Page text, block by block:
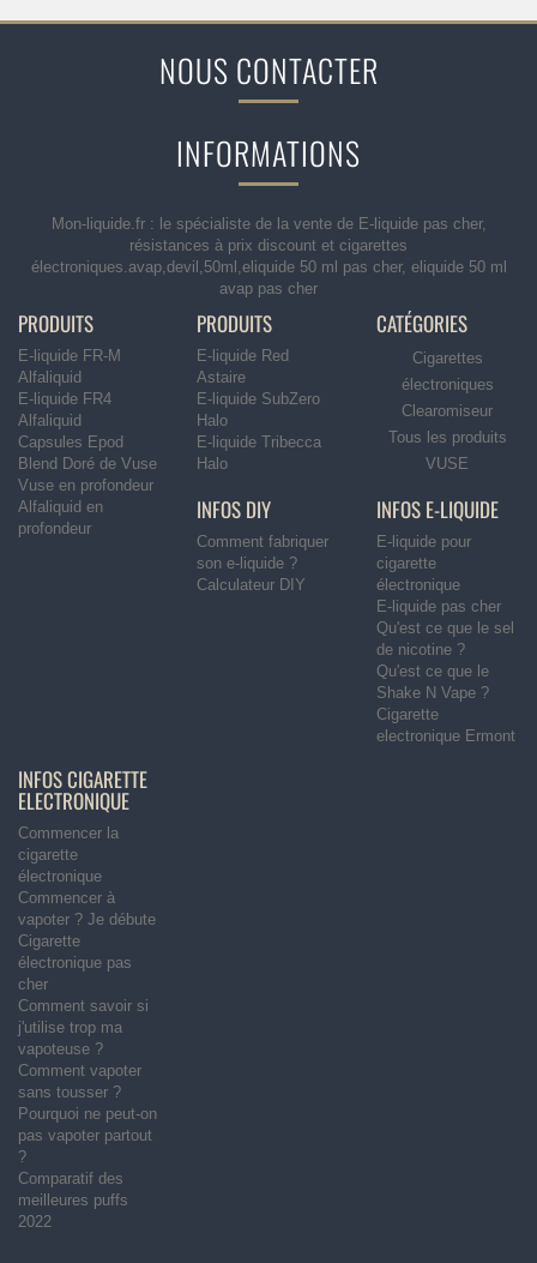
NOUS CONTACTER
INFORMATIONS
Mon-liquide.fr : le spécialiste de la vente de E-liquide pas cher,
résistances à prix discount et cigarettes
électroniques.avap,devil,50ml,eliquide 50 ml pas cher, eliquide 50 ml
avap pas cher
PRODUITS
E-liquide FR-M
Alfaliquid
E-liquide FR4
Alfaliquid
Capsules Epod
Blend Doré de Vuse
Vuse en profondeur
Alfaliquid en
profondeur
PRODUITS
E-liquide Red
Astaire
E-liquide SubZero
Halo
E-liquide Tribecca
Halo
CATÉGORIES
Cigarettes
électroniques
Clearomiseur
Tous les produits
VUSE
INFOS DIY
Comment fabriquer
son e-liquide ?
Calculateur DIY
INFOS E-LIQUIDE
E-liquide pour
cigarette
électronique
E-liquide pas cher
Qu'est ce que le sel
de nicotine ?
Qu'est ce que le
Shake N Vape ?
Cigarette
electronique Ermont
INFOS CIGARETTE
ELECTRONIQUE
Commencer la
cigarette
électronique
Commencer à
vapoter ? Je débute
Cigarette
électronique pas
cher
Comment savoir si
j'utilise trop ma
vapoteuse ?
Comment vapoter
sans tousser ?
Pourquoi ne peut-on
pas vapoter partout
?
Comparatif des
meilleures puffs
2022